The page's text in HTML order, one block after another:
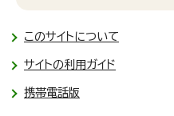
このサイトについて
サイトの利用ガイド
携帯電話版